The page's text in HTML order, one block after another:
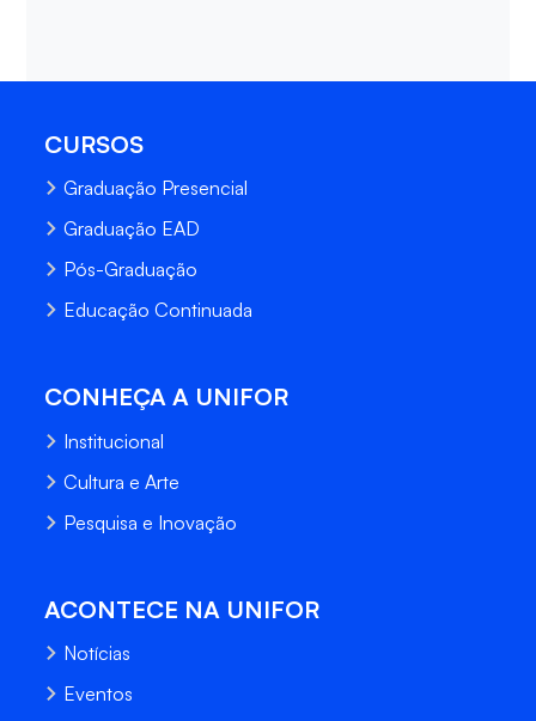
CURSOS
Graduação Presencial
Graduação EAD
Pós-Graduação
Educação Continuada
CONHEÇA A UNIFOR
Institucional
Cultura e Arte
Pesquisa e Inovação
ACONTECE NA UNIFOR
Notícias
Eventos